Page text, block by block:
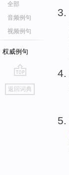
全部
音频例句
视频例句
权威例句
go
top
返回词典